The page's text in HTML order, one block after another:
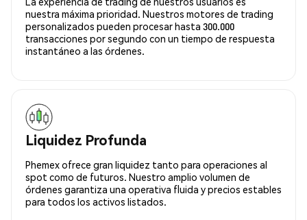
nuestra máxima prioridad. Nuestros motores de trading
personalizados pueden procesar hasta 300.000
transacciones por segundo con un tiempo de respuesta
instantáneo a las órdenes.
Liquidez Profunda
Phemex ofrece gran liquidez tanto para operaciones al
spot como de futuros. Nuestro amplio volumen de
órdenes garantiza una operativa fluida y precios estables
para todos los activos listados.